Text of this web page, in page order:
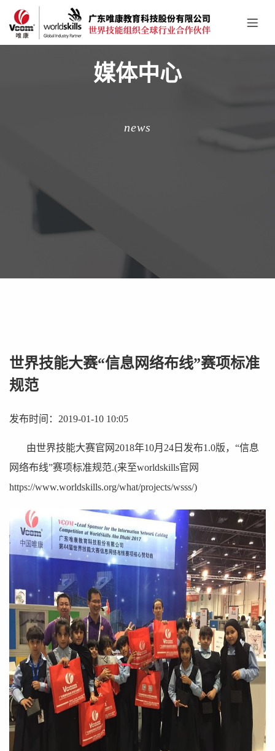
媒体中心
news
世界技能大赛“信息网络布线”赛项标准
规范
发布时间：2019-01-10 10:05
由世界技能大赛官网2018年10月24日发布1.0版，“信息
网络布线”赛项标准规范.(来至worldskills官网
https://www.worldskills.org/what/projects/wsss/)